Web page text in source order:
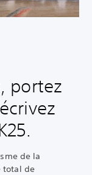
portez
de la
total de